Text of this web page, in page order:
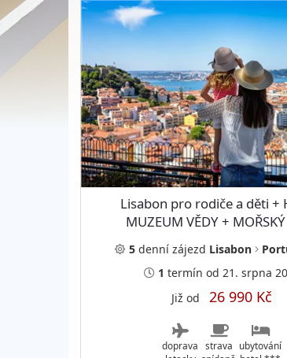
Lisabon pro rodiče a děti +
MUZEUM VĚDY + MOŘSKÝ
5 denní zájezd Lisabon
1 termín od 21. srpna
Již od 26 990 Kč
doprava
strava
ubytování